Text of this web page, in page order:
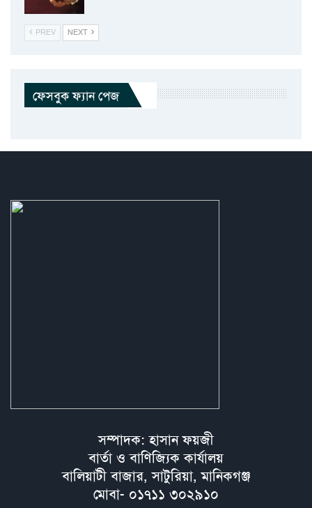
PREV NEXT
ফেসবুক ফ্যান পেজ
সম্পাদক: হাসান ফয়জী
বার্তা ও বাণিজ্যিক কার্যালয়
বালিয়াটী বাজার, সাটুরিয়া, মানিকগঞ্জ
মোবা- ০১৭১১ ৩০২৯১০